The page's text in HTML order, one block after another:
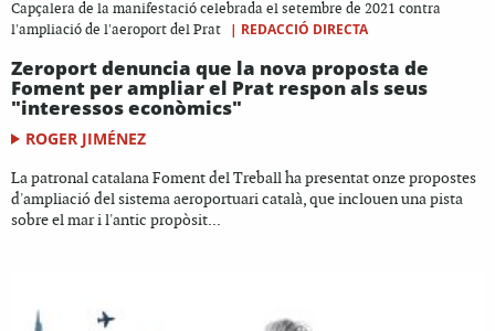
Capçalera de la manifestació celebrada el setembre de 2021 contra
l'ampliació de l'aeroport del Prat
| REDACCIÓ DIRECTA
Zeroport denuncia que la nova proposta de
Foment per ampliar el Prat respon als seus
"interessos econòmics"
ROGER JIMÉNEZ
La patronal catalana Foment del Treball ha presentat onze propostes
d'ampliació del sistema aeroportuari català, que inclouen una pista
sobre el mar i l'antic propòsit...